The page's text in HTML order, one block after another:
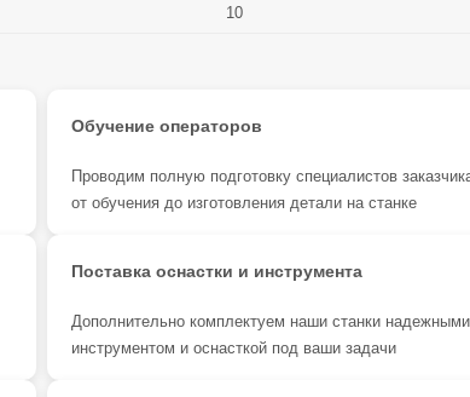
10
Обучение операторов
Проводим полную подготовку специалистов
от обучения до изготовления детали на станке
Поставка оснастки и инструмента
Дополнительно комплектуем наши станки надежными
инструментом и оснасткой под ваши задачи